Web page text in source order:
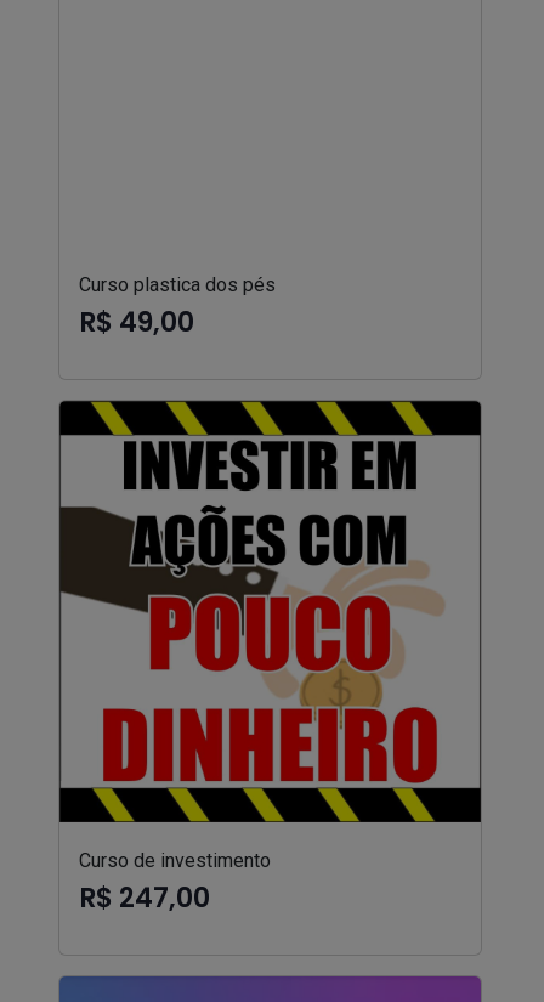
Curso plastica dos pés
R$ 49,00
Curso de investimento
R$ 247,00